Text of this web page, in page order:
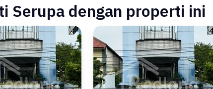
Serupa dengan properti ini